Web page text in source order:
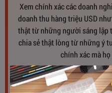
Xem chính xác các doanh
doanh thu hàng triệu USD
thật từ những người sáng lập
chia sẻ thật lòng từ những ý
chính xác mà